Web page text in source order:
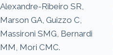
Alexandre-Ribeiro SR,
Marson GA, Guizzo C,
Massironi SMG, Bernardi
MM, Mori CMC.